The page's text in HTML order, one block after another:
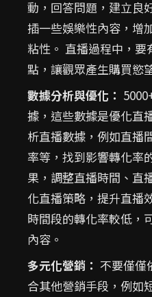
動，回答問題，建立良
插一些娛樂性內容，增
粘性。 直播過程中，
點，讓觀眾產生購買慾
數據分析與優化：
據，這些數據是優化直
析直播數據，例如直播
率等，找到影響轉化率
果，調整直播時間、直
化直播策略，提升直播
時間段的轉化率較低，
內容。
多元化營銷： 不要僅僅
合其他營銷手段，例如